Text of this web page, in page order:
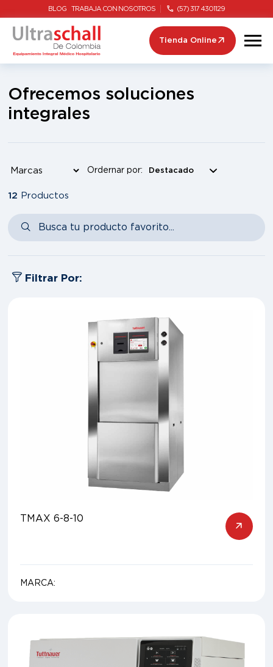
BLOG TRABAJA CON NOSOTROS (57) 317 4301129
Tienda Online
Ofrecemos soluciones
integrales
Ordernar por:
12 Productos
Filtrar Por:
TMAX 6-8-10
MARCA: